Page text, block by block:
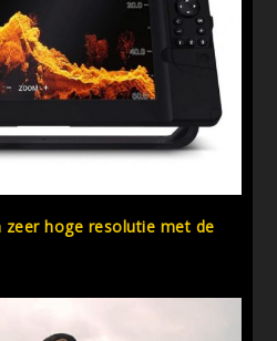
hoge resolutie met de